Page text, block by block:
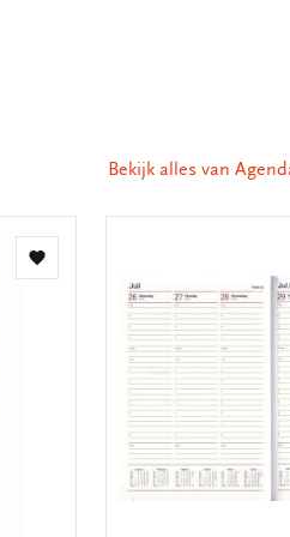
Bekijk alles van
Toevoegen